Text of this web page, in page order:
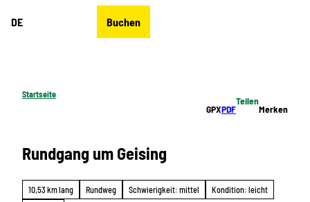
DE Buchen
Startseite
GPXPDF
Teilen
Merken
Rundgang um Geising
10,53 km lang Rundweg Schwierigkeit: mittel
Kondition: leicht